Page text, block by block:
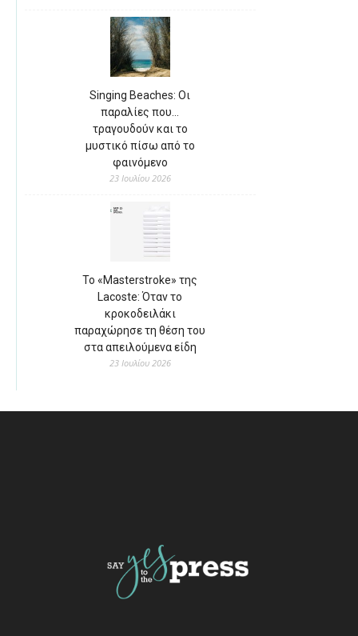
Singing Beaches: Οι
παραλίες που…
τραγουδούν και το
μυστικό πίσω από το
φαινόμενο
23 Ιουλίου 2026
Το «Masterstroke» της
Lacoste: Όταν το
κροκοδειλάκι
παραχώρησε τη θέση του
στα απειλούμενα είδη
23 Ιουλίου 2026